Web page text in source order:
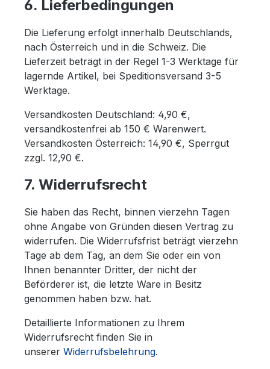
6. Lieferbedingungen
Die Lieferung erfolgt innerhalb Deutschlands,
nach Österreich und in die Schweiz. Die
Lieferzeit beträgt in der Regel 1-3 Werktage für
lagernde Artikel, bei Speditionsversand 3-5
Werktage.
Versandkosten Deutschland: 4,90 €,
versandkostenfrei ab 150 € Warenwert.
Versandkosten Österreich: 14,90 €, Sperrgut
zzgl. 12,90 €.
7. Widerrufsrecht
Sie haben das Recht, binnen vierzehn Tagen
ohne Angabe von Gründen diesen Vertrag zu
widerrufen. Die Widerrufsfrist beträgt vierzehn
Tage ab dem Tag, an dem Sie oder ein von
Ihnen benannter Dritter, der nicht der
Beförderer ist, die letzte Ware in Besitz
genommen haben bzw. hat.
Detaillierte Informationen zu Ihrem
Widerrufsrecht finden Sie in
unserer Widerrufsbelehrung.